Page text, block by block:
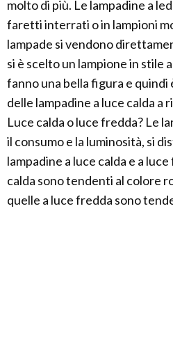
molto di più. Le lampadine a
faretti interrati o in lampioni
lampade si vendono
si è scelto un lampione in stile
fanno una bella figura e
delle lampadine a luce calda a
Luce calda o luce fredda? Le
il consumo e la luminosità, si
lampadine a luce calda e a
calda sono tendenti al colore
quelle a luce fredda sono